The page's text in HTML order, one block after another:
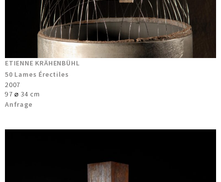
ETIENNE KRÄHENBÜHL
50 Lames Érectiles
2007
97 ⌀ 34 cm
Anfrage